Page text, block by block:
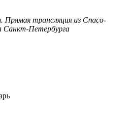
Прямая трансляция из Спасо-
Санкт-Петербурга